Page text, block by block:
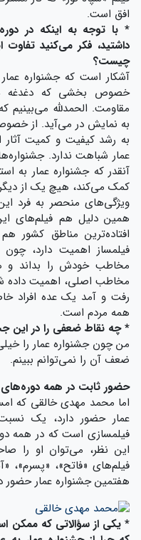
افق است.
* با توجه به اینکه در
داشتید، فکر می‌کنید تفاوت
چیست؟
آشکار است که جشنواره
خصوص بخشی که دغدغه
مقاومت. الحمدلله می‌بینیم
به نمایش در می‌آید. از
به رشد کیفیت و کمیت آثار
عمار شباهت ندارد.
آنقدر که جشنواره عمار به
کمک می‌کند، هیچ یک از دیگر
ویژگی‌های منحصر به فرد
همین دلیل هم فیلم‌های
افتاده‌ترین مناطق کشور
فیلمساز اهمیت دارد،
مخاطب خودش را بداند و
مخاطب اصلی، اهمیت
رفت و آمد یک عده افراد
همه مردم است.
* چه نقاط ضعفی را در این
من چون جشنواره عمار را
ضعف آن را نمی‌توانم ببینم.
حضور ثابت در همه دوره‌های
اما محمد مهدی خالقی که
عمار حضور دارد، یک
فیلمسازی است که در همه
این نظر، می‌توان او را
فیلم‌های «فاتح»، «پسرم»،
هفتمین جشنواره عمار حضور
* یکی از سؤالاتی که ممکن